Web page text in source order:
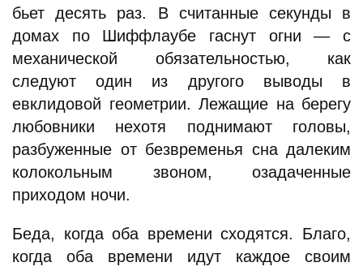
бьет десять раз. В считанные секунды в
домах по Шиффлаубе гаснут огни — с
механической обязательностью, как
следуют один из другого выводы в
евклидовой геометрии. Лежащие на берегу
любовники нехотя поднимают головы,
разбуженные от безвременья сна далеким
колокольным звоном, озадаченные
приходом ночи.
Беда, когда оба времени сходятся. Благо,
когда оба времени идут каждое своим